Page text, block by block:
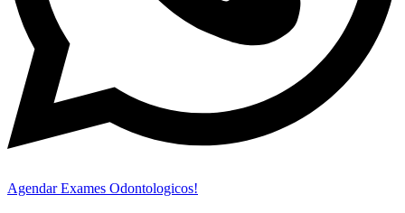
Agendar Exames Odontologicos!